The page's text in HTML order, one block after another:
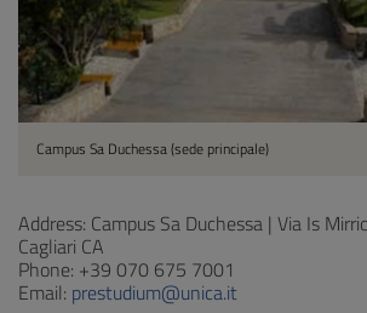
Campus Sa Duchessa (sede principale)
Address: Campus Sa Duchessa | Via Is
Cagliari CA
Phone: +39 070 675 7001
Email: prestudium@unica.it